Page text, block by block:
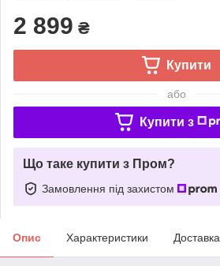
2 899 ₴
Купити
або
Купити з
Що таке купити з Пром?
Замовлення під захистом
Опис Характеристики Доставка